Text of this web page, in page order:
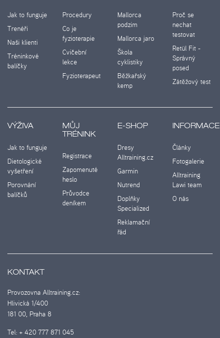
Jak to funguje
Trenéři
Naši klienti
Tréninkové
balíčky
Procedury
Co je
fyzioterapie
Cvičební
lekce
Fyzioterapeut
Mallorca
podzim
Mallorca jaro
Škola
cyklistiky
Běžkařský
kemp
Proč se
nechat
testovat
Retül Fit -
Správný
posed
Zátěžový test
VÝŽIVA
Jak to funguje
Dietologické
vyšetření
Porovnání
balíčků
MŮJ
TRÉNINK
Registrace
Zapomenuté
heslo
Průvodce
deníkem
E-SHOP
Dresy
Alltraining.cz
Garmin
Nutrend
Doplňky
Specialized
Reklamační
řád
INFORMACE
Články
Fotogalerie
Alltraining
Lawi team
O nás
KONTAKT
Provozovna Alltraining.cz:
Hlivická 1/400
181 00, Praha 8
Tel: + 420 777 871 045